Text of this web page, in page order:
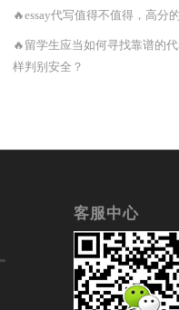
🔥essay代写值得不值得，高分
🔥留学生应当如何寻找靠谱的
样判别安全？
客服中心